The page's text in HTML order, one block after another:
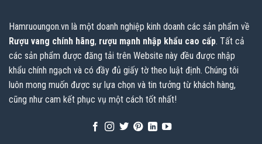
Hamruoungon.vn là một doanh nghiệp kinh doanh các sản phẩm về
Rượu vang chính hãng, rượu mạnh nhập khẩu cao cấp. Tất cả
các sản phẩm được đăng tải trên Website này đều được nhập
khẩu chính ngạch và có đầy đủ giấy tờ theo luật định. Chúng tôi
luôn mong muốn được sự lựa chọn và tin tưởng từ khách hàng,
cũng như cam kết phục vụ một cách tốt nhất!